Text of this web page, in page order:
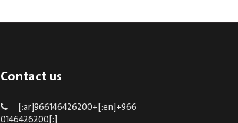
Contact us
[:ar]966146426200+[:en]+966
0146426200[:]